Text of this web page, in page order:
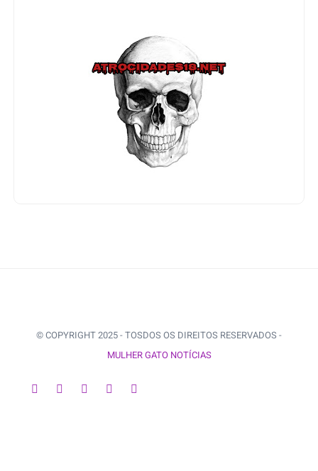
© COPYRIGHT 2025 - TOSDOS OS DIREITOS RESERVADOS -
MULHER GATO NOTÍCIAS